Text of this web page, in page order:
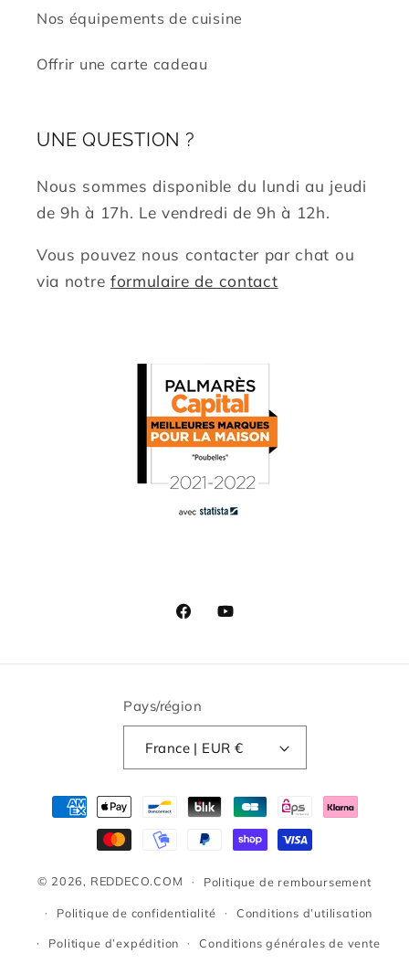
Nos équipements de cuisine
Offrir une carte cadeau
UNE QUESTION ?
Nous sommes disponible du lundi au jeudi
de 9h à 17h. Le vendredi de 9h à 12h.
Vous pouvez nous contacter par chat ou
via notre formulaire de contact
FacebookYouTube
Pays/région
France | EUR €
Moyens
de
paiement
© 2026, REDDECO.COM Politique de remboursement
Politique de confidentialité Conditions d’utilisation
Politique d’expédition Conditions générales de vente